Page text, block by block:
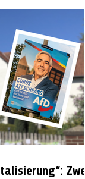
Zwei